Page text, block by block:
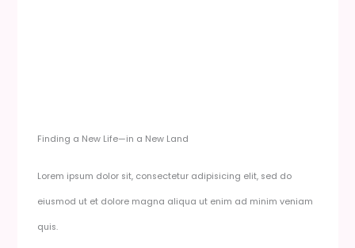
Finding a New Life—in a New Land​
Lorem ipsum dolor sit, consectetur adipisicing elit, sed do
eiusmod ut et dolore magna aliqua ut enim ad minim veniam
quis.